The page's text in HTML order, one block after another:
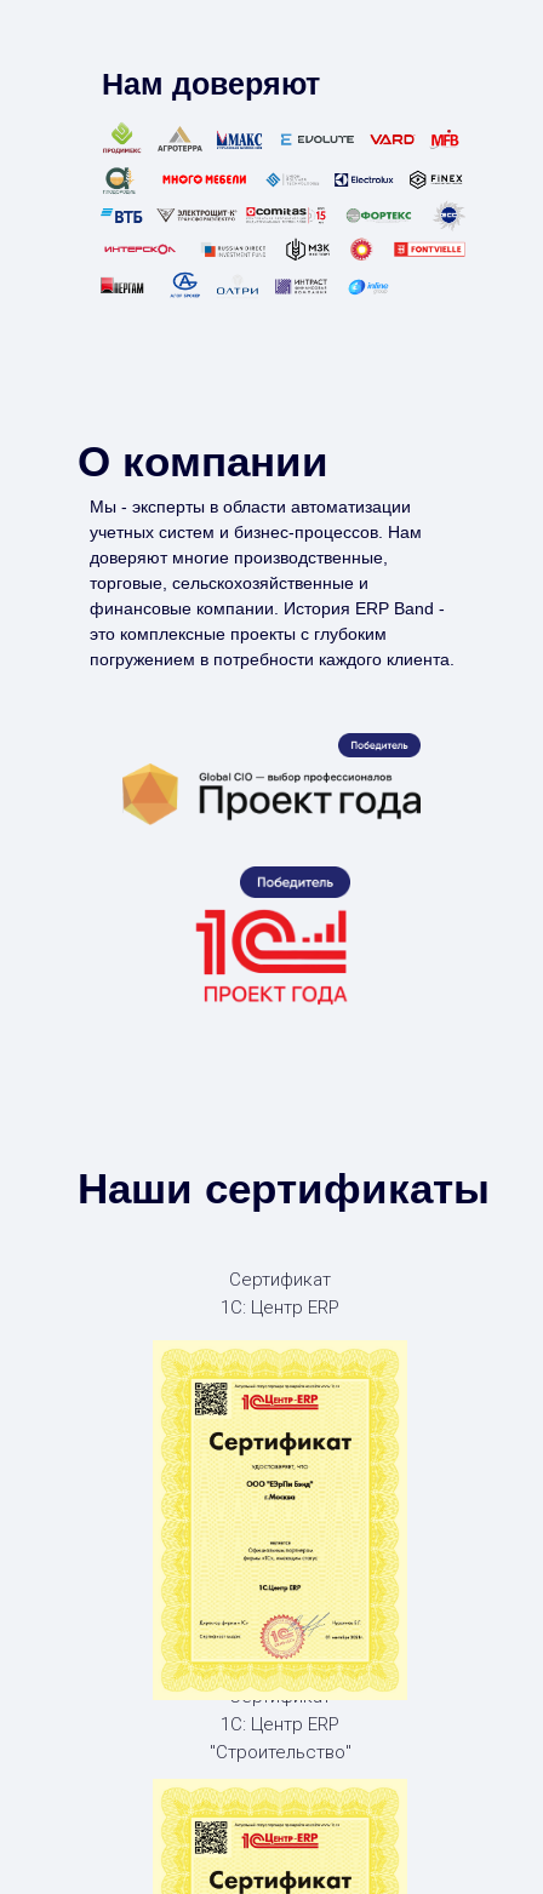
Нам доверяют
Мы - эксперты в области автоматизации
учетных систем и бизнес-процессов. Нам
доверяют многие производственные,
торговые, сельскохозяйственные и
финансовые компании. История ERP Band -
это комплексные проекты с глубоким
погружением в потребности каждого клиента.
О компании
Наши сертификаты
Сертификат
1С: Центр ERP
Сертификат
1С: Центр ERP
"Строительство"